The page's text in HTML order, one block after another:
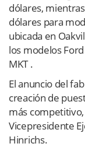
dólares,
dólares para
ubicada en
los modelos
MKT .
El anuncio del
creación de
más competitivo,
Vicepresidente
Hinrichs.